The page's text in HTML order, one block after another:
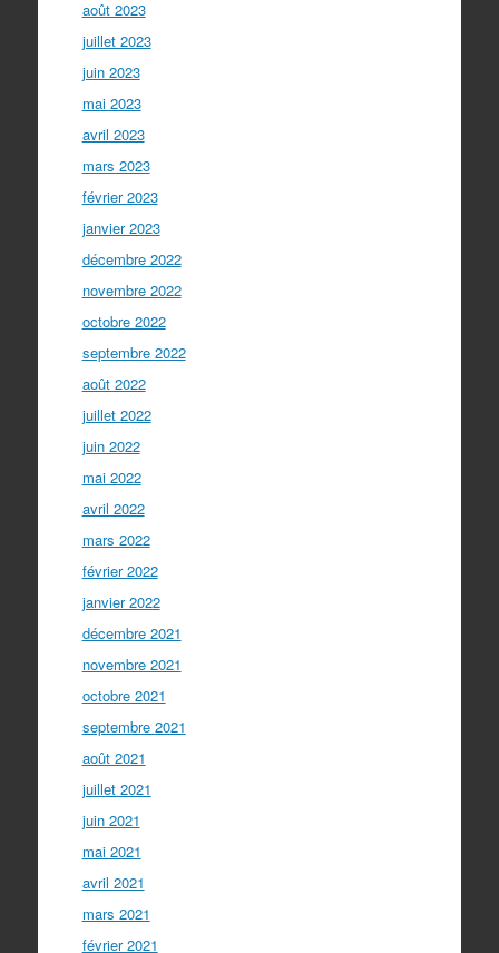
août 2023
juillet 2023
juin 2023
mai 2023
avril 2023
mars 2023
février 2023
janvier 2023
décembre 2022
novembre 2022
octobre 2022
septembre 2022
août 2022
juillet 2022
juin 2022
mai 2022
avril 2022
mars 2022
février 2022
janvier 2022
décembre 2021
novembre 2021
octobre 2021
septembre 2021
août 2021
juillet 2021
juin 2021
mai 2021
avril 2021
mars 2021
février 2021